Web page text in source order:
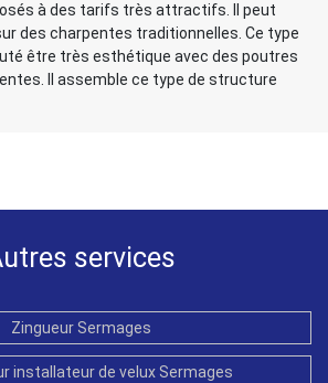
à des tarifs très attractifs. Il peut
des charpentes traditionnelles. Ce type
être très esthétique avec des poutres
Il assemble ce type de structure
services
Zingueur Sermages
installateur de velux Sermages